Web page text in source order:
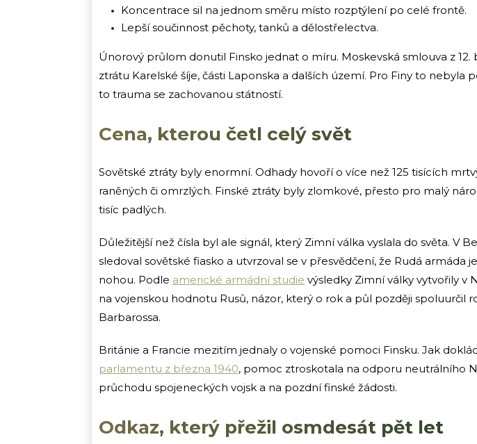
Koncentrace sil na jednom směru místo rozptýlení po celé frontě.
Lepší součinnost pěchoty, tanků a dělostřelectva.
Únorový průlom donutil Finsko jednat o míru. Moskevská smlouva z 12.
ztrátu Karelské šíje, části Laponska a dalších území. Pro Finy to nebyla
to trauma se zachovanou státností.
Cena, kterou četl celý svět
Sovětské ztráty byly enormní. Odhady hovoří o více než 125 tisících
raněných či omrzlých. Finské ztráty byly zlomkové, přesto pro malý
tisíc padlých.
Důležitější než čísla byl ale signál, který Zimní válka vyslala do světa. V
sledoval sovětské fiasko a utvrzoval se v přesvědčení, že Rudá armáda
nohou. Podle americké armádní studie výsledky Zimní války vytvořily v
na vojenskou hodnotu Rusů, názor, který o rok a půl později spoluurčil
Barbarossa.
Británie a Francie mezitím jednaly o vojenské pomoci Finsku. Jak
parlamentu z března 1940, pomoc ztroskotala na odporu neutrálního
průchodu spojeneckých vojsk a na pozdní finské žádosti.
Odkaz, který přežil osmdesát pět let